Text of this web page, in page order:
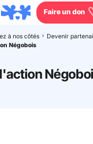
Faire un don
Nous connaître
Actions en France
à nos côtés Devenir
Négobois